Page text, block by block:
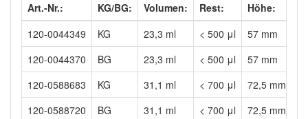
Art.-Nr.:
KG/BG: Volumen: Rest: Höhe:
120-0044349
KG 23,3 ml < 500 μl 57 mm
120-0044370
BG 23,3 ml < 500 μl 57 mm
120-0588683
KG 31,1 ml < 700 μl 72,5 mm
120-0588720
BG 31,1 ml < 700 μl 72,5 mm